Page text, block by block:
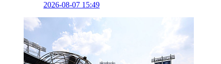
2026-08-07 15:49